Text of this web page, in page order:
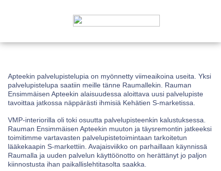
Apteekin palvelupistelupia on myönnetty viimeaikoina useita. Yksi
palvelupistelupa saatiin meille tänne Raumallekin. Rauman
Ensimmäisen Apteekin alaisuudessa aloittava uusi palvelupiste
tavoittaa jatkossa näppärästi ihmisiä Kehätien S-marketissa.
VMP-interiorilla oli toki osuutta palvelupisteenkin kalustuksessa.
Rauman Ensimmäisen Apteekin muuton ja täysremontin jatkeeksi
toimitimme vartavasten palvelupistetoimintaan tarkoitetun
lääkekaapin S-markettiin. Avajaisviikko on parhaillaan käynnissä
Raumalla ja uuden palvelun käyttöönotto on herättänyt jo paljon
kiinnostusta ihan paikallislehtitasolta saakka.